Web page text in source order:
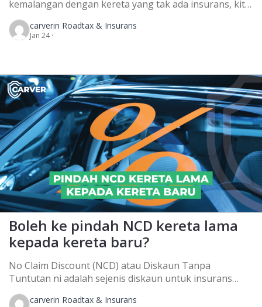
kemalangan dengan kereta yang tak ada insurans, kita
masih boleh tuntut kerugian. Kita jugak boleh buat
tuntutan saman atas kapasiti persendirian di
mahkamah. Yelah, kereta tu tak ada insurans tak kan
kerugian untuk […]
carverin Roadtax & Insurans
Jan 24 ·
Boleh ke pindah NCD kereta lama
kepada kereta baru?
No Claim Discount (NCD) atau Diskaun Tanpa
Tuntutan ni adalah sejenis diskaun untuk insurans
kereta bila anda tak pernah buat claim dalam masa
setahun ataupun anda tak pernah buat claim untuk
carverin Roadtax & Insurans